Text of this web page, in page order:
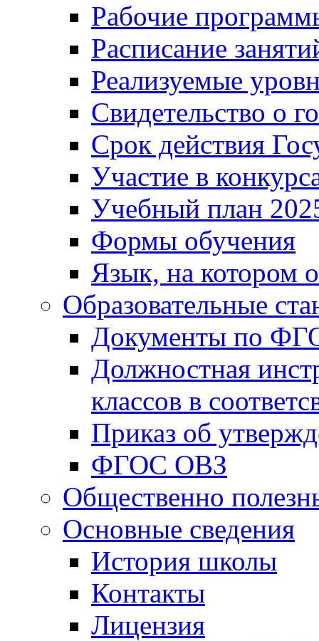
Рабочие
Расписание
Реализуемые
Свидетельство о
Срок действия
Участие в
Учебный план
Формы обучения
Язык, на котором
Образовательные
Документы по
Должностная
классов в
Приказ об
ФГОС ОВЗ
Общественно
Основные сведения
История школы
Контакты
Лицензия